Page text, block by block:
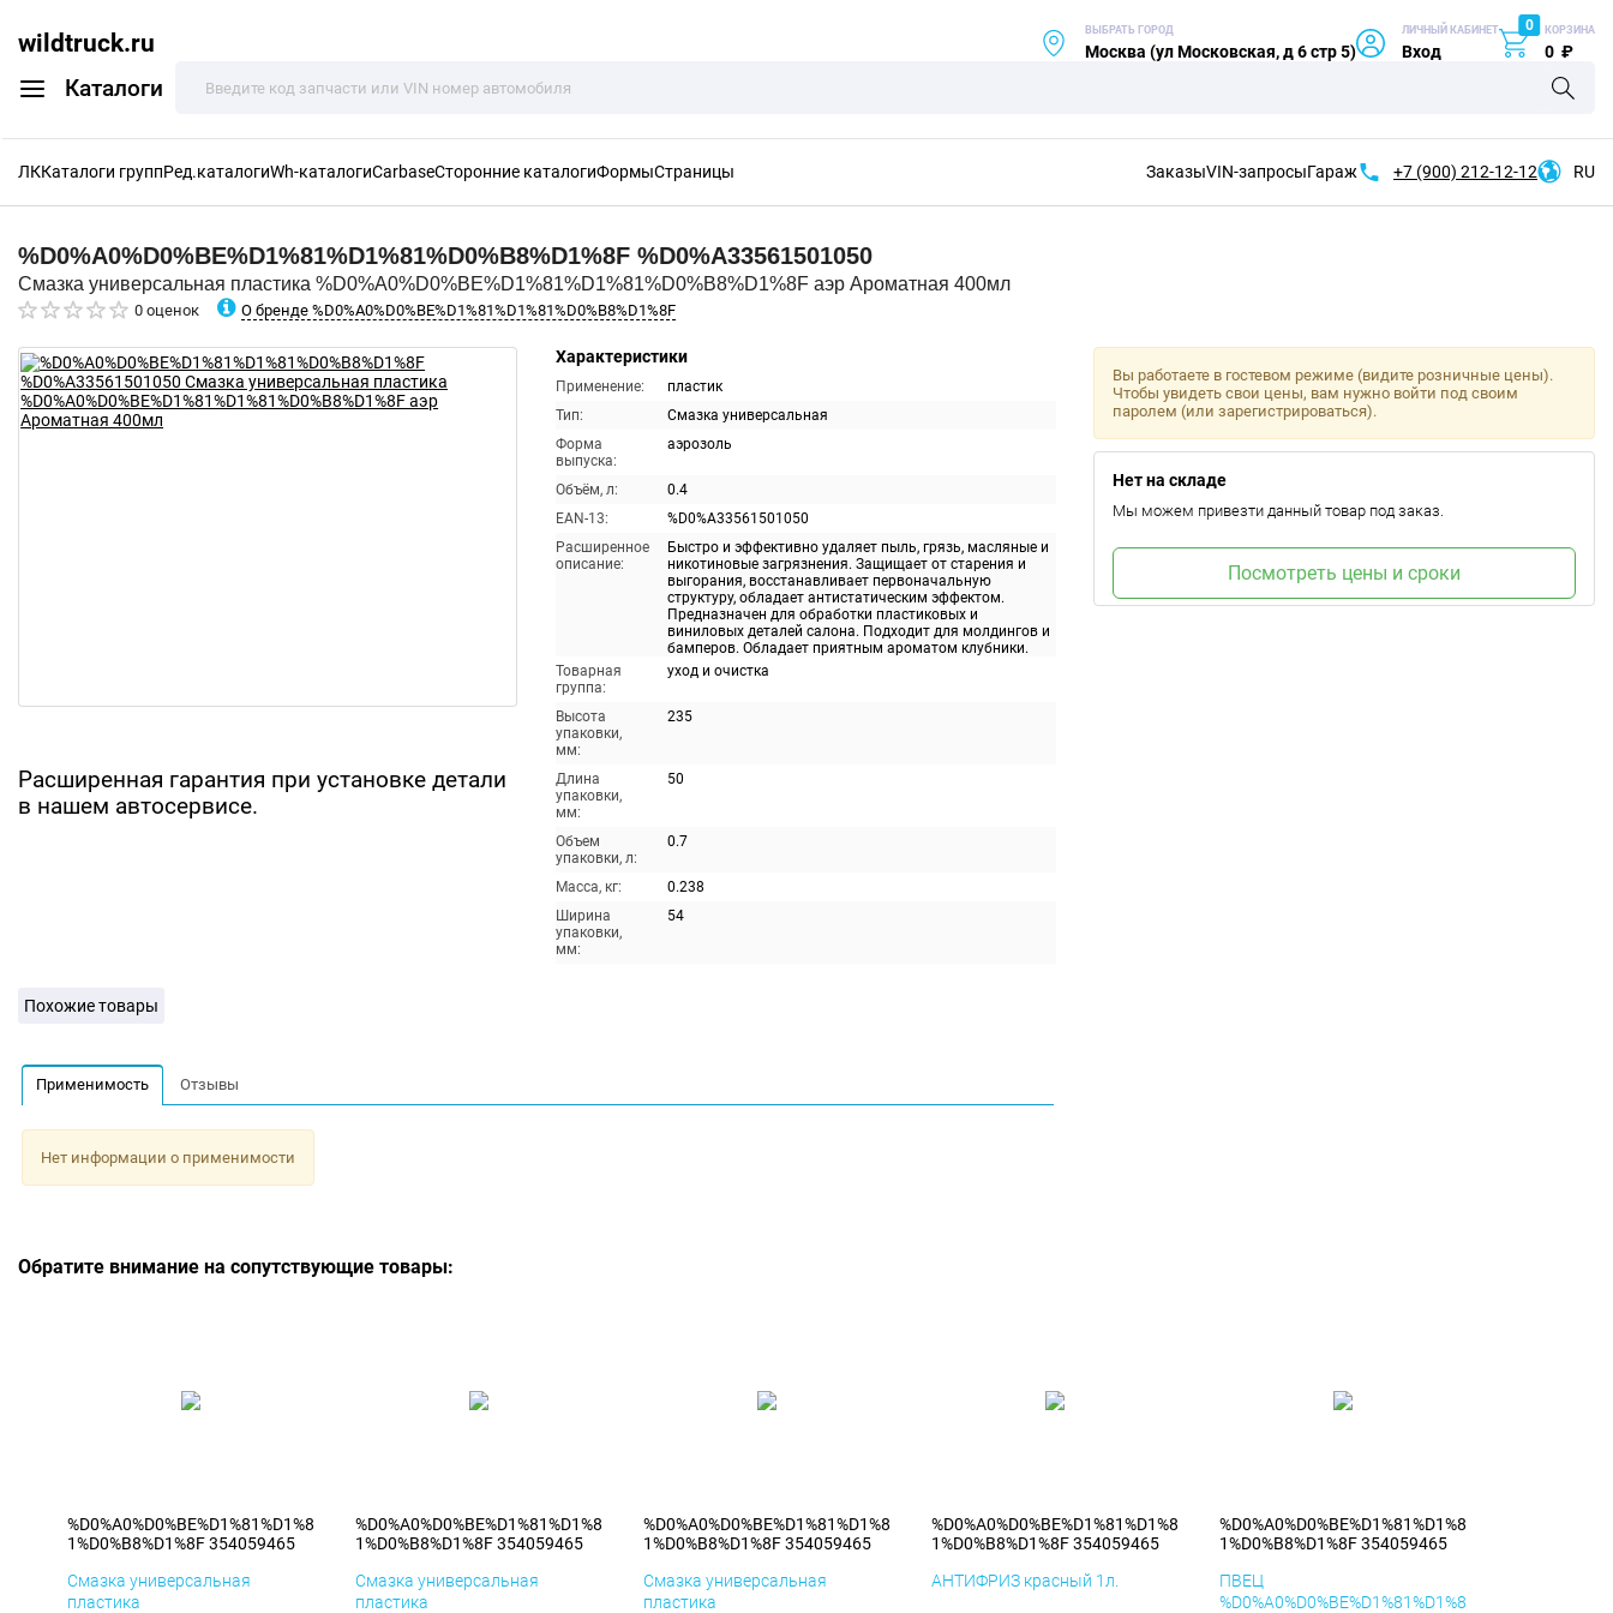
wildtruck.ru
Каталоги
ВЫБРАТЬ ГОРОД
Москва (ул Московская, д 6 стр 5)
ЛИЧНЫЙ КАБИНЕТ
Вход
0 КОРЗИНА
0 ₽
ЛККаталоги группРед.каталогиWh-каталогиCarbaseСторонние каталогиФормыСтраницы ЗаказыVIN-запросыГараж +7 (900) 212-12-12 RU
%D0%A0%D0%BE%D1%81%D1%81%D0%B8%D1%8F %D0%A33561501050
Смазка универсальная пластика %D0%A0%D0%BE%D1%81%D1%81%D0%B8%D1%8F аэр Ароматная 400мл
0 оценок О бренде %D0%A0%D0%BE%D1%81%D1%81%D0%B8%D1%8F
Расширенная гарантия при установке детали
в нашем автосервисе.
Характеристики
Применение:
пластик
Тип:
Смазка универсальная
Форма
выпуска:
аэрозоль
Объём, л:
0.4
EAN-13:
%D0%A33561501050
Расширенное
описание:
Быстро и эффективно удаляет пыль, грязь, масляные и
никотиновые загрязнения. Защищает от старения и
выгорания, восстанавливает первоначальную
структуру, обладает антистатическим эффектом.
Предназначен для обработки пластиковых и
виниловых деталей салона. Подходит для молдингов и
бамперов. Обладает приятным ароматом клубники.
Товарная
группа:
уход и очистка
Высота
упаковки,
мм:
235
Длина
упаковки,
мм:
50
Объем
упаковки, л:
0.7
Масса, кг:
0.238
Ширина
упаковки,
мм:
54
Вы работаете в гостевом режиме (видите розничные цены).
Чтобы увидеть свои цены, вам нужно войти под своим
паролем (или зарегистрироваться).
Нет на складе
Мы можем привезти данный товар под заказ.
Посмотреть цены и сроки
Похожие товары
Применимость Отзывы
Нет информации о применимости
Обратите внимание на сопутствующие товары:
%D0%A0%D0%BE%D1%81%D1%8
1%D0%B8%D1%8F 354059465
Смазка универсальная
пластика
%D0%A0%D0%BE%D1%81%D1%8
1%D0%B8%D1%8F 354059465
Смазка универсальная
пластика
%D0%A0%D0%BE%D1%81%D1%8
1%D0%B8%D1%8F 354059465
Смазка универсальная
пластика
%D0%A0%D0%BE%D1%81%D1%8
1%D0%B8%D1%8F 354059465
АНТИФРИЗ красный 1л.
%D0%A0%D0%BE%D1%81%D1%8
1%D0%B8%D1%8F 354059465
ПВЕЦ
%D0%A0%D0%BE%D1%81%D1%8